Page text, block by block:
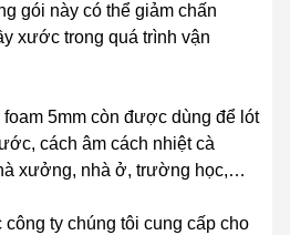
gói này có thể giảm chấn
xước trong quá trình vận
5mm còn được dùng để lót
cách âm cách nhiệt cà
xưởng, nhà ở, trường học,…
ty chúng tôi cung cấp cho